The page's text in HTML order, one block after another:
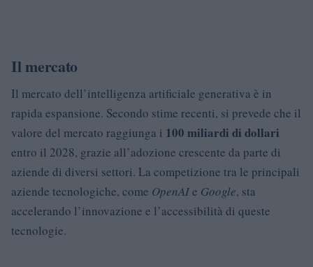
Il mercato
Il mercato dell’intelligenza artificiale generativa è in
rapida espansione. Secondo stime recenti, si prevede che il
valore del mercato raggiunga i 100 miliardi di dollari
entro il 2028, grazie all’adozione crescente da parte di
aziende di diversi settori. La competizione tra le principali
aziende tecnologiche, come OpenAIe Google, sta
accelerando l’innovazione e l’accessibilità di queste
tecnologie.